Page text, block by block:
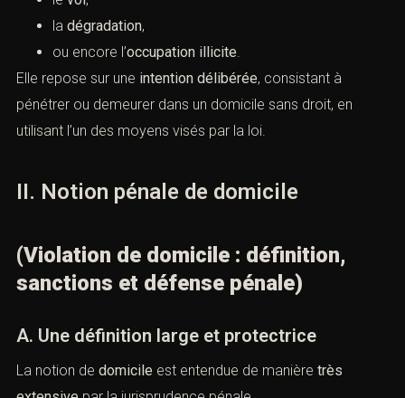
lesviolences
dégradation
ou encore l’
occupation illicite
Elle repose sur une
intention délibérée
, consistant à
(Violation de domicile : définition,
sanctions et défense pénale)
A. Une définition large et protectrice